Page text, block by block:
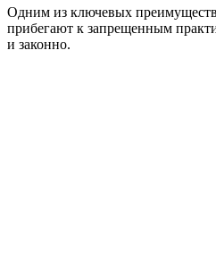
Одним из ключевых преимуществ
прибегают к запрещенным
и законно.